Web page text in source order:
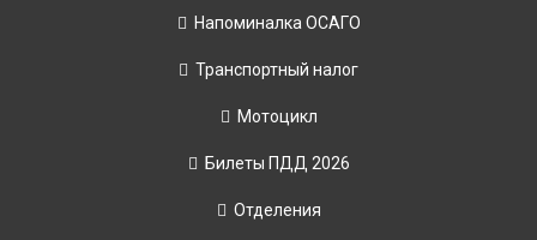
Напоминалка ОСАГО
Транспортный налог
Мотоцикл
Билеты ПДД 2026
Отделения